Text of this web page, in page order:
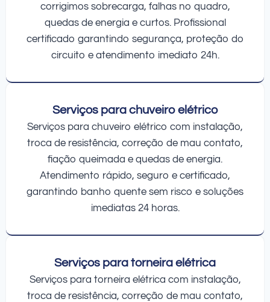
corrigimos sobrecarga, falhas no quadro,
quedas de energia e curtos. Profissional
certificado garantindo segurança, proteção do
circuito e atendimento imediato 24h.
Serviços para chuveiro elétrico
Serviços para chuveiro elétrico com instalação,
troca de resistência, correção de mau contato,
fiação queimada e quedas de energia.
Atendimento rápido, seguro e certificado,
garantindo banho quente sem risco e soluções
imediatas 24 horas.
Serviços para torneira elétrica
Serviços para torneira elétrica com instalação,
troca de resistência, correção de mau contato,